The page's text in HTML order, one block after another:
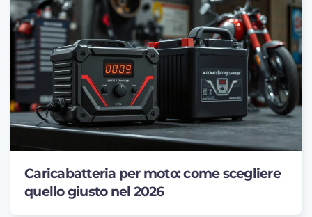
Caricabatteria per moto: come scegliere
quello giusto nel 2026